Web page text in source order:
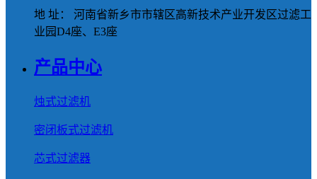
地 址： 河南省新乡市市辖区高新技术产业开发区过滤工
业园D4座、E3座
产品中心
烛式过滤机
密闭板式过滤机
芯式过滤器